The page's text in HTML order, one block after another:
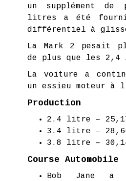
un supplément
litres a été fourni
différentiel à
La Mark 2 pesait
de plus que les 2,4
La voiture a
un essieu moteur à
Production
2.4 litre –
3.4 litre –
3.8 litre –
Course Automobile
Bob Jane a